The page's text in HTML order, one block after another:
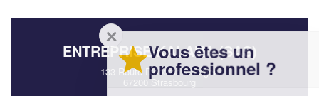
ENTREPRISE KALANA (SAS)
133 Route D'oberhausbergen
67200 Strasbourg
Vous êtes un
professionnel ?